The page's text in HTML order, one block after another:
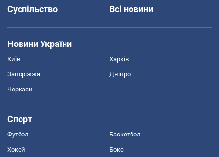
Суспільство
Всі новини
Новини України
Київ Харків
Запоріжжя Дніпро
Черкаси
Спорт
Футбол Баскетбол
Хокей Бокс